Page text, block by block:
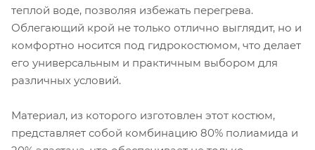
теплой воде, позволяя избежать перегрева.
Облегающий крой не только отлично выглядит, но и
комфортно носится под гидрокостюмом, что делает
его универсальным и практичным выбором для
различных условий.
Материал, из которого изготовлен этот костюм,
представляет собой комбинацию 80% полиамида и